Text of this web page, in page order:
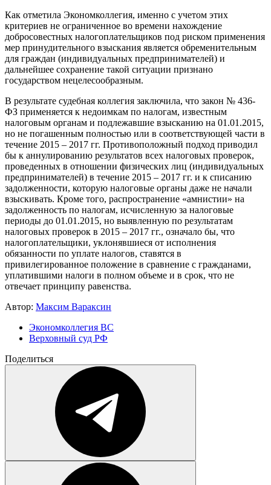
Как отметила Экономколлегия, именно с учетом этих
критериев не ограниченное во времени нахождение
добросовестных налогоплательщиков под риском применения
мер принудительного взыскания является обременительным
для граждан (индивидуальных предпринимателей) и
дальнейшее сохранение такой ситуации признано
государством нецелесообразным.
В результате судебная коллегия заключила, что закон № 436-
ФЗ применяется к недоимкам по налогам, известным
налоговым органам и подлежавшие взысканию на 01.01.2015,
но не погашенным полностью или в соответствующей части в
течение 2015 – 2017 гг. Противоположный подход приводил
бы к аннулированию результатов всех налоговых проверок,
проведенных в отношении физических лиц (индивидуальных
предпринимателей) в течение 2015 – 2017 гг. и к списанию
задолженности, которую налоговые органы даже не начали
взыскивать. Кроме того, распространение «амнистии» на
задолженность по налогам, исчисленную за налоговые
периоды до 01.01.2015, но выявленную по результатам
налоговых проверок в 2015 – 2017 гг., означало бы, что
налогоплательщики, уклонявшиеся от исполнения
обязанности по уплате налогов, ставятся в
привилегированное положение в сравнение с гражданами,
уплатившими налоги в полном объеме и в срок, что не
отвечает принципу равенства.
Автор: Максим Вараксин
Экономколлегия ВС
Верховный суд РФ
Поделиться